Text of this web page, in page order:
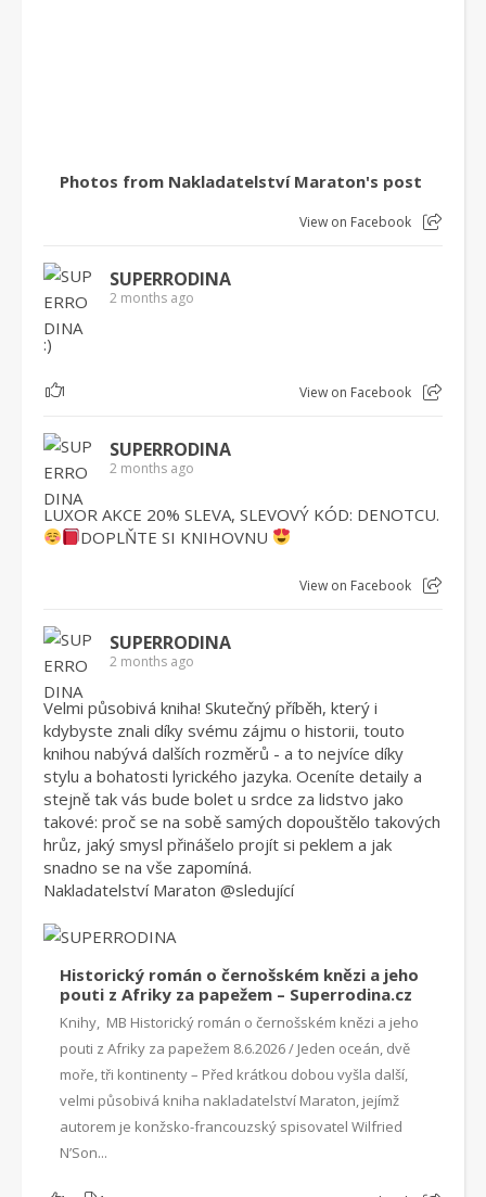
Photos from Nakladatelství Maraton's post
View on Facebook
SUPERRODINA
2 months ago
:)
1 View on Facebook
SUPERRODINA
2 months ago
LUXOR AKCE 20% SLEVA, SLEVOVÝ KÓD: DENOTCU.
DOPLŇTE SI KNIHOVNU
View on Facebook
SUPERRODINA
2 months ago
Velmi působivá kniha! Skutečný příběh, který i
kdybyste znali díky svému zájmu o historii, touto
knihou nabývá dalších rozměrů - a to nejvíce díky
stylu a bohatosti lyrického jazyka. Oceníte detaily a
stejně tak vás bude bolet u srdce za lidstvo jako
takové: proč se na sobě samých dopouštělo takových
hrůz, jaký smysl přinášelo projít si peklem a jak
snadno se na vše zapomíná.
Nakladatelství Maraton @sledující
Historický román o černošském knězi a jeho
pouti z Afriky za papežem – Superrodina.cz
Knihy, MB Historický román o černošském knězi a jeho
pouti z Afriky za papežem 8.6.2026 / Jeden oceán, dvě
moře, tři kontinenty – Před krátkou dobou vyšla další,
velmi působivá kniha nakladatelství Maraton, jejímž
autorem je konžsko-francouzský spisovatel Wilfried
N’Son...